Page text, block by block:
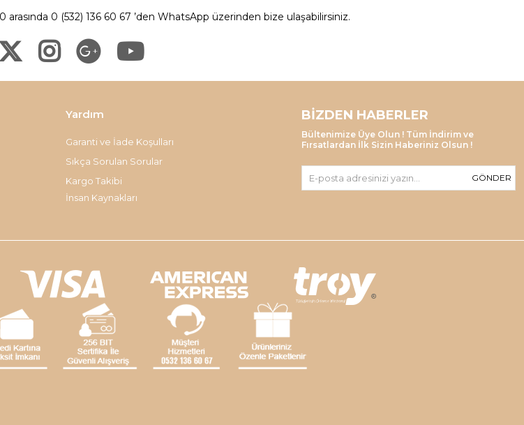
0 (532) 136 60 67 ’den WhatsApp üzerinden bize ulaşabilirsiniz.
Yardım
Garanti ve İade Koşulları
Sıkça Sorulan Sorular
Kargo Takibi
İnsan Kaynakları
BIZDEN HABERLER
Bültenimize Üye Olun ! Tüm İndirim ve
Fırsatlardan İlk Sizin Haberiniz Olsun !
GÖNDER